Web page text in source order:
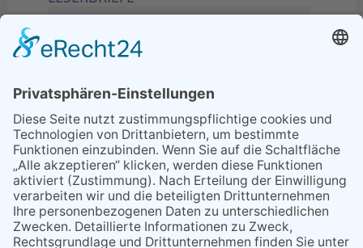
Sperrung B455: Kleiner
Grenzverkehr statt weite Wege
21.04.2026
Wenn Bahn-Computer nicht
miteinander kommunizieren
11.03.2026
"Plakatverbot für überregionale
Demos"
04.02.2026
Gelbe Tonne – Ein kleiner Blick
über den Tellerand